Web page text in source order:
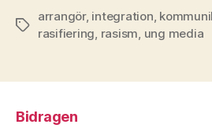
Etiketter
arrangör, integration
rasifiering rasism ung media
Bidragen